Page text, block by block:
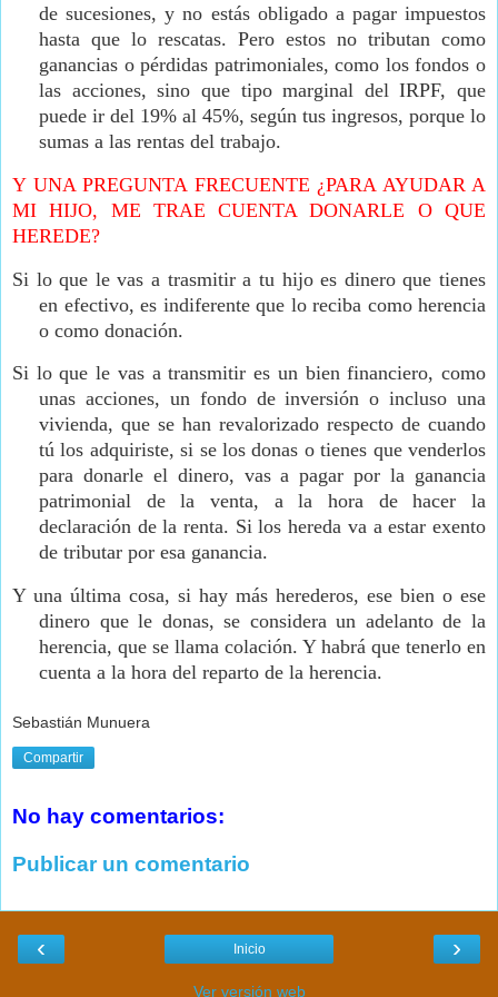
de sucesiones, y no estás obligado a pagar impuestos
hasta que lo rescatas. Pero estos no tributan como
ganancias o pérdidas patrimoniales, como los fondos o
las acciones, sino que tipo marginal del IRPF, que
puede ir del 19% al 45%, según tus ingresos, porque lo
sumas a las rentas del trabajo.
Y UNA PREGUNTA FRECUENTE ¿PARA AYUDAR A
MI HIJO, ME TRAE CUENTA DONARLE O QUE
HEREDE?
Si lo que le vas a trasmitir a tu hijo es dinero que tienes
en efectivo, es indiferente que lo reciba como herencia
o como donación.
Si lo que le vas a transmitir es un bien financiero, como
unas acciones, un fondo de inversión o incluso una
vivienda, que se han revalorizado respecto de cuando
tú los adquiriste, si se los donas o tienes que venderlos
para donarle el dinero, vas a pagar por la ganancia
patrimonial de la venta, a la hora de hacer la
declaración de la renta. Si los hereda va a estar exento
de tributar por esa ganancia.
Y una última cosa, si hay más herederos, ese bien o ese
dinero que le donas, se considera un adelanto de la
herencia, que se llama colación. Y habrá que tenerlo en
cuenta a la hora del reparto de la herencia.
Sebastián Munuera
Compartir
No hay comentarios:
Publicar un comentario
‹ ›
Inicio
Ver versión web